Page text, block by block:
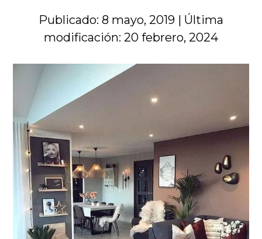
Publicado: 8 mayo, 2019 | Última
modificación: 20 febrero, 2024